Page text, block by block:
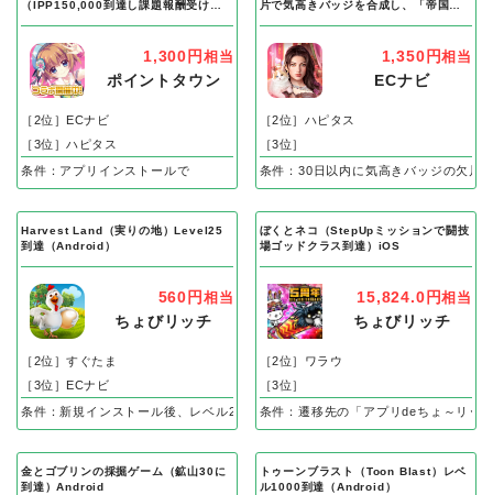
（IPP150,000到達し課題報酬受け取
1,300円 相当
ポイントタウン
［2位］ECナビ
［3位］ハピタス
条件：アプリインストールで
片で気高きバッジを合成し、「帝国五
1,350円相当
ECナビ
［2位］ハピタス
［3位］
条件：30日以内に気高きバッジの欠片
Harvest Land（実りの地）Level25
到達（Android）
560円 相当
ちょびリッチ
［2位］すぐたま
［3位］ECナビ
条件：新規インストール後、レベル25到達で成果
ぼくとネコ（StepUpミッションで闘技
場ゴッドクラス到達）iOS
15,824.0円相当
ちょびリッチ
［2位］ワラウ
［3位］
条件：遷移先の「アプリdeちょ～リッ
金とゴブリンの採掘ゲーム（鉱山30に
到達）Android
トゥーンブラスト（Toon Blast）レベ
ル1000到達（Android）